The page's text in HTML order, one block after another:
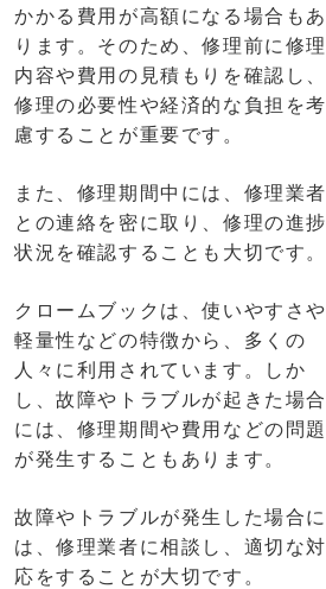
かかる費用が高額になる場合もあ
ります。そのため、修理前に修理
内容や費用の見積もりを確認し、
修理の必要性や経済的な負担を考
慮することが重要です。
また、修理期間中には、修理業者
との連絡を密に取り、修理の進捗
状況を確認することも大切です。
クロームブックは、使いやすさや
軽量性などの特徴から、多くの
人々に利用されています。しか
し、故障やトラブルが起きた場合
には、修理期間や費用などの問題
が発生することもあります。
故障やトラブルが発生した場合に
は、修理業者に相談し、適切な対
応をすることが大切です。